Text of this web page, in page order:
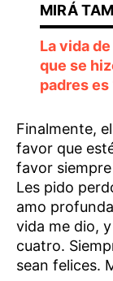
La vida
que se
padres es
Finalmente,
favor que
favor
Les pido
amo
vida me dio,
cuatro.
sean felices.